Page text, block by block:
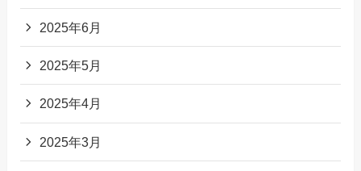
2025年6月
2025年5月
2025年4月
2025年3月